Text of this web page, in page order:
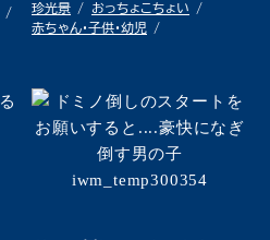
珍光景
おっちょこちょい
赤ちゃん・子供・幼児